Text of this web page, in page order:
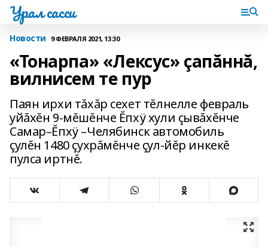
Урал сасси
Новости 9 ФЕВРАЛЯ 2021, 13:30
«Тонарпа» «Лексус» çапăннă,
вилнисем те пур
Паян ирхи тăхăр сехет тĕлнелле февраль
уйăхĕн 9-мĕшĕнче Ĕпхÿ хули çывăхĕнче
Самар–Ĕпхÿ –Челябинск автомобиль
çулĕн 1480 çухрăмĕнче çул-йĕр инкекĕ
пулса иртнĕ.